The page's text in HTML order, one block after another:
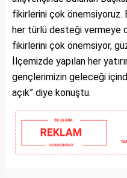
fikirlerini çok önemsiyoruz.
her türlü desteği vermeye
fikirlerini çok önemsiyor,
İlçemizde yapılan her
gençlerimizin geleceği
açık” diye konuştu.